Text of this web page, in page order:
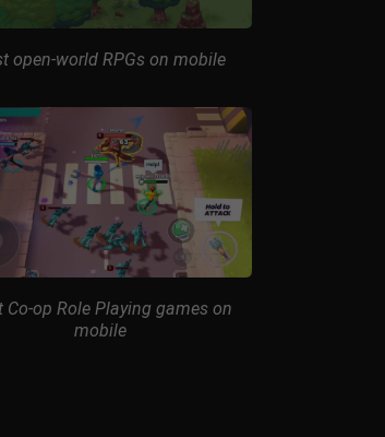
open-world RPGs on mobile
Co-op Role Playing games on
mobile